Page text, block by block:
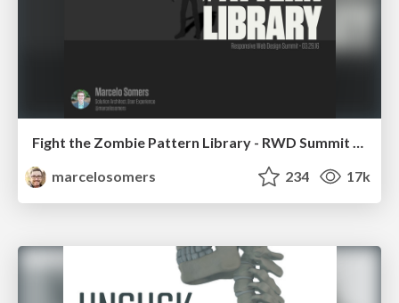
Fight the Zombie Pattern Library - RWD Summit 2016
marcelosomers
234 17k